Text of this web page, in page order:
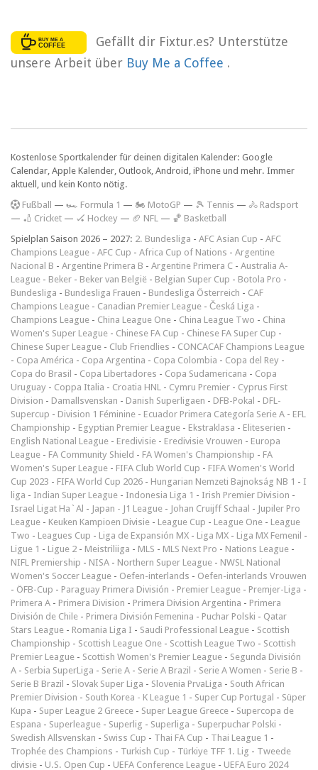
Gefällt dir Fixtur.es? Unterstütze
unsere Arbeit über Buy Me a Coffee .
Kostenlose Sportkalender für deinen digitalen Kalender: Google
Calendar, Apple Kalender, Outlook, Android, iPhone und mehr. Immer
aktuell, und kein Konto nötig.
Fußball — 🏎️ Formula 1 — 🏍 MotoGP — 🎾 Tennis — 🚴 Radsport
— 🏏 Cricket — 🏑 Hockey — 🏈 NFL — 🏀 Basketball
Spielplan Saison 2026 – 2027: 2. Bundesliga - AFC Asian Cup - AFC
Champions League - AFC Cup - Africa Cup of Nations - Argentine
Nacional B - Argentine Primera B - Argentine Primera C - Australia A-
League - Beker - Beker van België - Belgian Super Cup - Botola Pro -
Bundesliga - Bundesliga Frauen - Bundesliga Österreich - CAF
Champions League - Canadian Premier League - Česká Liga -
Champions League - China League One - China League Two - China
Women's Super League - Chinese FA Cup - Chinese FA Super Cup -
Chinese Super League - Club Friendlies - CONCACAF Champions League
- Copa América - Copa Argentina - Copa Colombia - Copa del Rey -
Copa do Brasil - Copa Libertadores - Copa Sudamericana - Copa
Uruguay - Coppa Italia - Croatia HNL - Cymru Premier - Cyprus First
Division - Damallsvenskan - Danish Superligaen - DFB-Pokal - DFL-
Supercup - Division 1 Féminine - Ecuador Primera Categoría Serie A - EFL
Championship - Egyptian Premier League - Ekstraklasa - Eliteserien -
English National League - Eredivisie - Eredivisie Vrouwen - Europa
League - FA Community Shield - FA Women's Championship - FA
Women's Super League - FIFA Club World Cup - FIFA Women's World
Cup 2023 - FIFA World Cup 2026 - Hungarian Nemzeti Bajnokság NB 1 - I
liga - Indian Super League - Indonesia Liga 1 - Irish Premier Division -
Israel Ligat Ha`Al - Japan - J1 League - Johan Cruijff Schaal - Jupiler Pro
League - Keuken Kampioen Divisie - League Cup - League One - League
Two - Leagues Cup - Liga de Expansión MX - Liga MX - Liga MX Femenil -
Ligue 1 - Ligue 2 - Meistriliiga - MLS - MLS Next Pro - Nations League -
NIFL Premiership - NISA - Northern Super League - NWSL National
Women's Soccer League - Oefen-interlands - Oefen-interlands Vrouwen
- ÖFB-Cup - Paraguay Primera División - Premier League - Premjer-Liga -
Primera A - Primera Division - Primera Division Argentina - Primera
División de Chile - Primera División Femenina - Puchar Polski - Qatar
Stars League - Romania Liga I - Saudi Professional League - Scottish
Championship - Scottish League One - Scottish League Two - Scottish
Premier League - Scottish Women's Premier League - Segunda División
A - Serbia SuperLiga - Serie A - Serie A Brazil - Serie A Women - Serie B -
Serie B Brazil - Slovak Super Liga - Slovenia PrvaLiga - South African
Premier Division - South Korea - K League 1 - Super Cup Portugal - Süper
Kupa - Super League 2 Greece - Super League Greece - Supercopa de
Espana - Superleague - Superlig - Superliga - Superpuchar Polski -
Swedish Allsvenskan - Swiss Cup - Thai FA Cup - Thai League 1 -
Trophée des Champions - Turkish Cup - Türkiye TFF 1. Lig - Tweede
divisie - U.S. Open Cup - UEFA Conference League - UEFA Euro 2024